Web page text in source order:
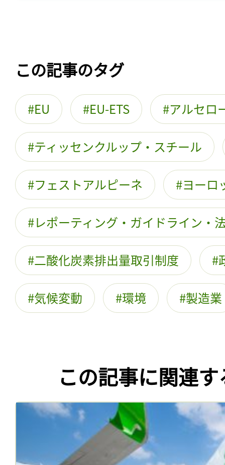
この記事のタグ
EU EU-ETS アルセロ
ティッセンクルップ・スチール
フェストアルピーネ ヨーロ
レポーティング・ガイドライン・
二酸化炭素排出量取引制度
気候変動 環境 製造業
この記事に関連